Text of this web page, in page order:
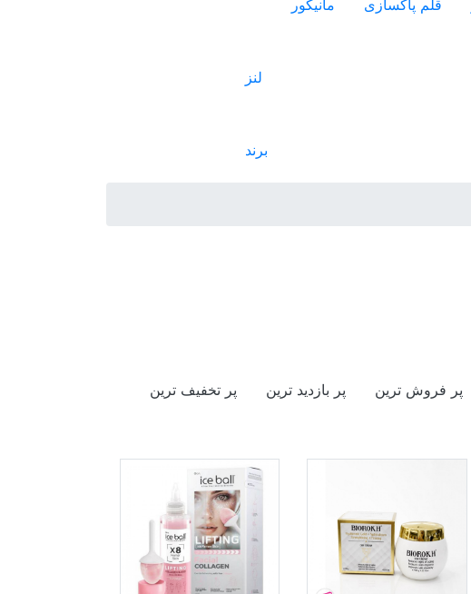
قلم پاکسازی
مانیکور
لنز
برند
پر فروش ترین پر بازدید ترین
پر تخفیف ترین